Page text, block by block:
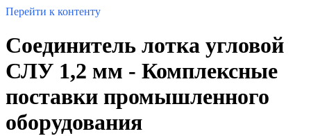
Перейти к контенту
Соединитель лотка угловой
СЛУ 1,2 мм - Комплексные
поставки промышленного
оборудования